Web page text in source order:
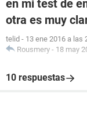
en mi test de
otra es muy
telid - 13 ene 2016 a las
Rousmery - 18 may
10 respuestas